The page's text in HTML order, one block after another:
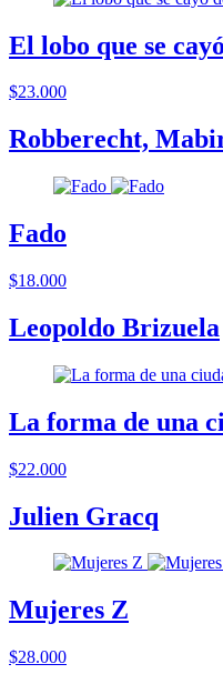
El lobo que se
$23.000
Robberecht,
Fado
$18.000
Leopoldo Brizuela
La forma de una
$22.000
Julien Gracq
Mujeres Z
$28.000